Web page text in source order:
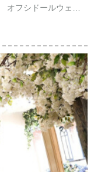
オフシドールウェル
スドリームメード短
いドレイン白いM